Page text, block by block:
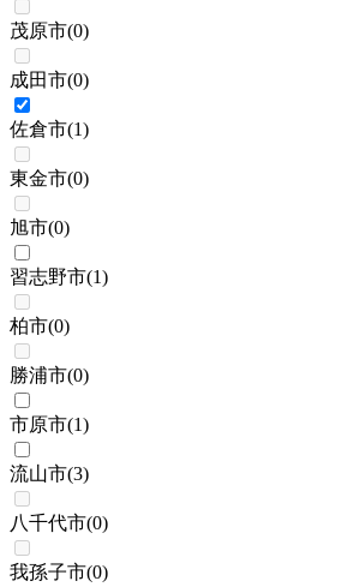
茂原市(0)
成田市(0)
佐倉市(1)
東金市(0)
旭市(0)
習志野市(1)
柏市(0)
勝浦市(0)
市原市(1)
流山市(3)
八千代市(0)
我孫子市(0)